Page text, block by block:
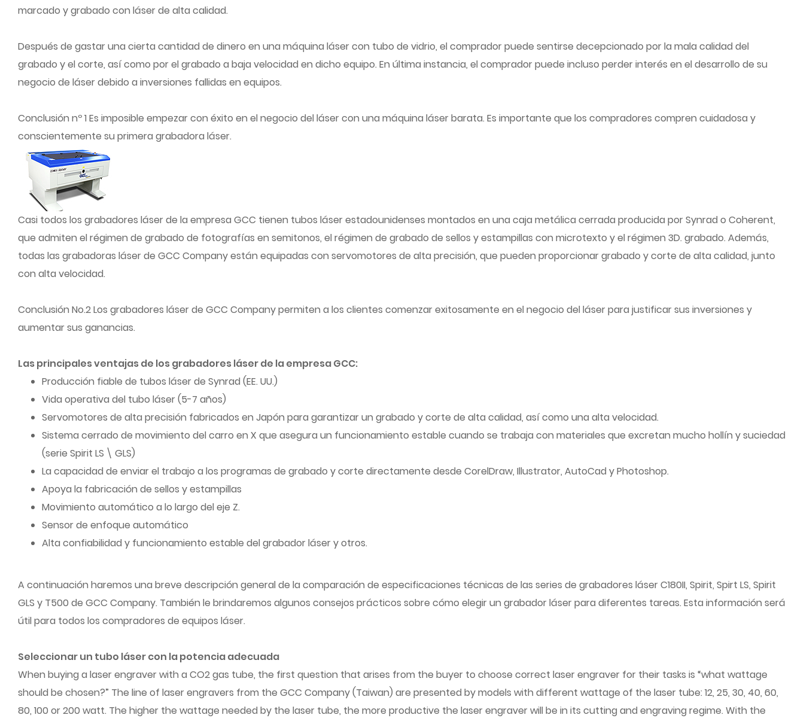
marcado y grabado con láser de alta calidad.
Después de gastar una cierta cantidad de dinero en una máquina láser con tubo de vidrio, el comprador puede sentirse decepcionado por la mala calidad del
grabado y el corte, así como por el grabado a baja velocidad en dicho equipo. En última instancia, el comprador puede incluso perder interés en el desarrollo de su
negocio de láser debido a inversiones fallidas en equipos.
Conclusión nº 1 Es imposible empezar con éxito en el negocio del láser con una máquina láser barata. Es importante que los compradores compren cuidadosa y
conscientemente su primera grabadora láser.
Casi todos los grabadores láser de la empresa GCC tienen tubos láser estadounidenses montados en una caja metálica cerrada producida por Synrad o Coherent,
que admiten el régimen de grabado de fotografías en semitonos, el régimen de grabado de sellos y estampillas con microtexto y el régimen 3D. grabado. Además,
todas las grabadoras láser de GCC Company están equipadas con servomotores de alta precisión, que pueden proporcionar grabado y corte de alta calidad, junto
con alta velocidad.
Conclusión No.2 Los grabadores láser de GCC Company permiten a los clientes comenzar exitosamente en el negocio del láser para justificar sus inversiones y
aumentar sus ganancias.
Las principales ventajas de los grabadores láser de la empresa GCC:
Producción fiable de tubos láser de Synrad (EE. UU.)
Vida operativa del tubo láser (5-7 años)
Servomotores de alta precisión fabricados en Japón para garantizar un grabado y corte de alta calidad, así como una alta velocidad.
Sistema cerrado de movimiento del carro en X que asegura un funcionamiento estable cuando se trabaja con materiales que excretan mucho hollín y suciedad
(serie Spirit LS \ GLS)
La capacidad de enviar el trabajo a los programas de grabado y corte directamente desde CorelDraw, Illustrator, AutoCad y Photoshop.
Apoya la fabricación de sellos y estampillas
Movimiento automático a lo largo del eje Z.
Sensor de enfoque automático
Alta confiabilidad y funcionamiento estable del grabador láser y otros.
A continuación haremos una breve descripción general de la comparación de especificaciones técnicas de las series de grabadores láser C180II, Spirit, Spirt LS, Spirit
GLS y T500 de GCC Company. También le brindaremos algunos consejos prácticos sobre cómo elegir un grabador láser para diferentes tareas. Esta información será
útil para todos los compradores de equipos láser.
Seleccionar un tubo láser con la potencia adecuada
When buying a laser engraver with a CO2 gas tube, the first question that arises from the buyer to choose correct laser engraver for their tasks is “what wattage
should be chosen?” The line of laser engravers from the GCC Company (Taiwan) are presented by models with different wattage of the laser tube: 12, 25, 30, 40, 60,
80, 100 or 200 watt. The higher the wattage needed by the laser tube, the more productive the laser engraver will be in its cutting and engraving regime. With the